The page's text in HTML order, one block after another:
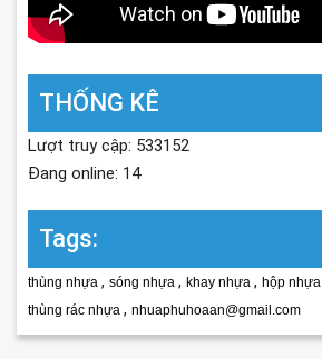
THỐNG KÊ
Lượt truy cập: 533152
Đang online: 14
Tags:
thùng nhựa , sóng nhựa , khay nhựa , hộp nhựa
thùng rác nhựa , nhuaphuhoaan@gmail.com